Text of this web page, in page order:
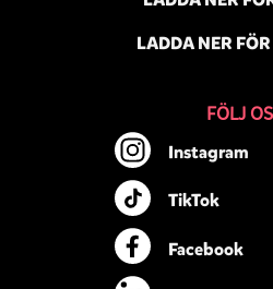
LADDA NER
FÖLJ
Instagram
TikTok
Facebook